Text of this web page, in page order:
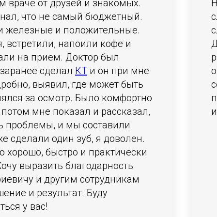
враче от друзей и знакомых.
что не самый бюджетный.
железные и положительные.
встретили, напоили кофе и
на прием. Доктор был
сделал КТ ​ и он при мне
выявил, где может быть
за осмотр. Было комфортно
мне показал и рассказал,
проблемы, и мы составили
сделали один зуб, я доволен.
хорошо, быстро и практически
выразить благодарность
и другим сотрудникам
и результат. Буду
у вас!